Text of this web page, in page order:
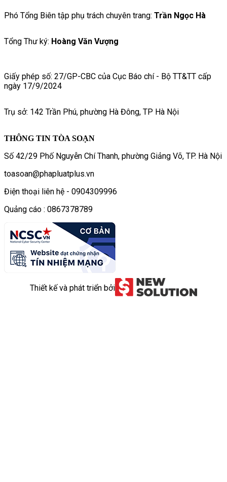
Phó Tổng Biên tập phụ trách chuyên trang: Trần Ngọc Hà
Tổng Thư ký: Hoàng Văn Vượng
Giấy phép số: 27/GP-CBC của Cục Báo chí - Bộ TT&TT cấp
ngày 17/9/2024
Trụ sở: 142 Trần Phú, phường Hà Đông, TP Hà Nội
THÔNG TIN TÒA SOẠN
Số 42/29 Phố Nguyễn Chí Thanh, phường Giảng Võ, TP. Hà Nội
toasoan@phapluatplus.vn
Điện thoại liên hệ - 0904309996
Quảng cáo : 0867378789
Thiết kế và phát triển bởi